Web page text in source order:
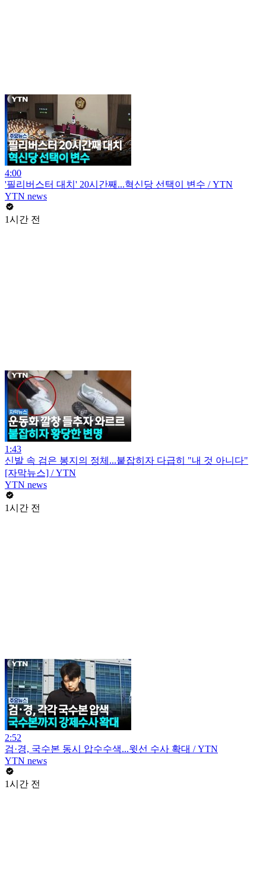
4:00
'필리버스터 대치' 20시간째...혁신당 선택이 변수 / YTN
YTN news
1시간 전
1:43
신발 속 검은 봉지의 정체...붙잡히자 다급히 "내 것 아니다"
[자막뉴스] / YTN
YTN news
1시간 전
2:52
검·경, 국수본 동시 압수수색...윗선 수사 확대 / YTN
YTN news
1시간 전